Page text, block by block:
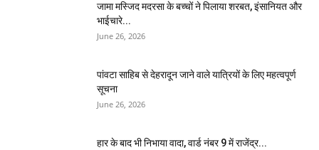
जामा मस्जिद मदरसा के बच्चों ने पिलाया शरबत, इंसानियत और
भाईचारे...
June 26, 2026
पांवटा साहिब से देहरादून जाने वाले यात्रियों के लिए महत्वपूर्ण
सूचना
June 26, 2026
हार के बाद भी निभाया वादा, वार्ड नंबर 9 में राजेंद्र...